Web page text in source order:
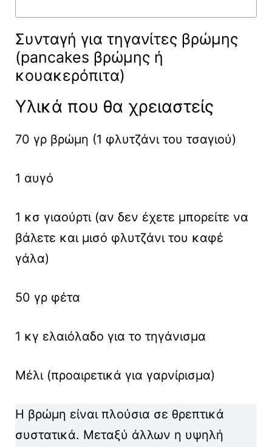
Συνταγή για τηγανίτες βρώμης
(pancakes βρώμης ή
κουακερόπιτα)
Υλικά που θα χρειαστείς
70 γρ βρώμη (1 φλυτζάνι του τσαγιού)
1 αυγό
1 κσ γιαούρτι (αν δεν έχετε μπορείτε να
βάλετε και μισό φλυτζάνι του καφέ
γάλα)
50 γρ φέτα
1 κγ ελαιόλαδο για το τηγάνισμα
Μέλι (προαιρετικά για γαρνίρισμα)
Η βρώμη είναι πλούσια σε θρεπτικά
συστατικά. Μεταξύ άλλων η υψηλή